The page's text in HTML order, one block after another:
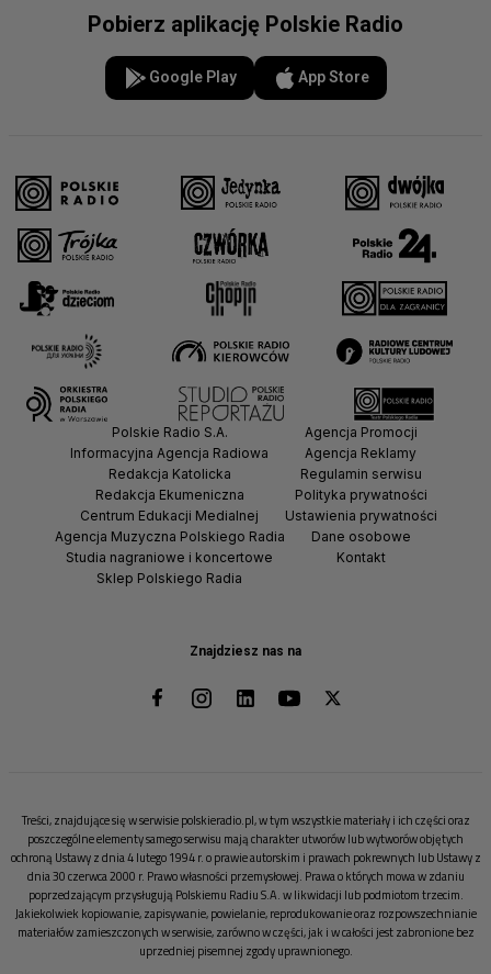
Pobierz aplikację Polskie Radio
Google Play App Store
Znajdziesz nas na
Polskie Radio S.A.
Informacyjna Agencja Radiowa
Redakcja Katolicka
Redakcja Ekumeniczna
Centrum Edukacji Medialnej
Agencja Muzyczna Polskiego Radia
Studia nagraniowe i koncertowe
Sklep Polskiego Radia
Agencja Promocji
Agencja Reklamy
Regulamin serwisu
Polityka prywatności
Ustawienia prywatności
Dane osobowe
Kontakt
Treści, znajdujące się w serwisie polskieradio.pl, w tym wszystkie materiały i ich części oraz
poszczególne elementy samego serwisu mają charakter utworów lub wytworów objętych
ochroną Ustawy z dnia 4 lutego 1994 r. o prawie autorskim i prawach pokrewnych lub Ustawy z
dnia 30 czerwca 2000 r. Prawo własności przemysłowej. Prawa o których mowa w zdaniu
poprzedzającym przysługują Polskiemu Radiu S.A. w likwidacji lub podmiotom trzecim.
Jakiekolwiek kopiowanie, zapisywanie, powielanie, reprodukowanie oraz rozpowszechnianie
materiałów zamieszczonych w serwisie, zarówno w części, jak i w całości jest zabronione bez
uprzedniej pisemnej zgody uprawnionego.